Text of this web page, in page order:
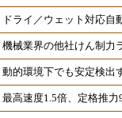
ドライ／ウェット対応自
機械業界の他社けん制力
動的環境下でも安定検出
最高速度1.5倍、定格推